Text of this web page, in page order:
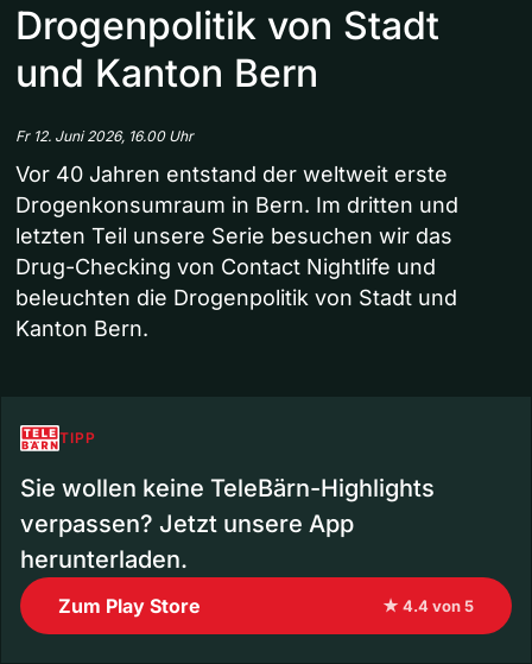
Drogenpolitik von Stadt
und Kanton Bern
Fr 12. Juni 2026, 16.00 Uhr
Vor 40 Jahren entstand der weltweit erste
Drogenkonsumraum in Bern. Im dritten und
letzten Teil unsere Serie besuchen wir das
Drug-Checking von Contact Nightlife und
beleuchten die Drogenpolitik von Stadt und
Kanton Bern.
TIPP
Sie wollen keine TeleBärn-Highlights
verpassen? Jetzt unsere App
herunterladen.
Zum Play Store ★ 4.4 von 5